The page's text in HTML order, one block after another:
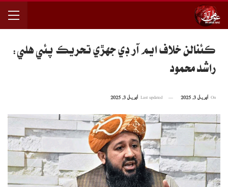
ڪئنالن خلاف ايم آر ڊي جهڙي تحريڪ پئي هلي:
راشد محمود
اپریل 3, 2025 اپریل 3, 2025